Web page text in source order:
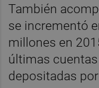
También
se incrementó
millones en
últimas
depositadas